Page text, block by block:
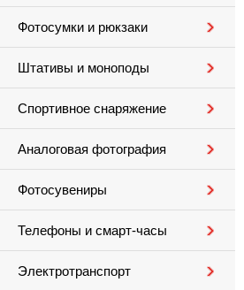
Фотосумки и рюкзаки
Штативы и моноподы
Спортивное снаряжение
Аналоговая фотография
Фотосувениры
Телефоны и смарт-часы
Электротранспорт